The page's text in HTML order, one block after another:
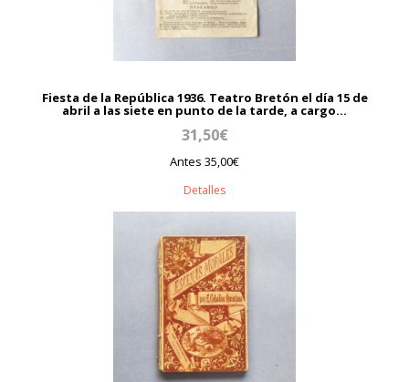
Fiesta de la República 1936. Teatro Bretón el día 15 de
abril a las siete en punto de la tarde, a cargo...
31,50€
Antes 35,00€
Detalles